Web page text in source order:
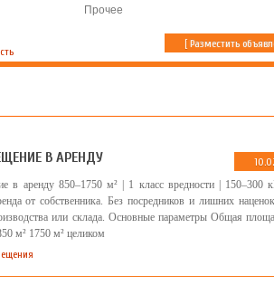
Прочее
[Разместить
В АРЕНДУ
в аренду 850–1750 м² | 1 класс вредности | 150–300
от собственника. Без посредников и лишних
или склада. Основные параметры Общая
м² 1750 м² целиком